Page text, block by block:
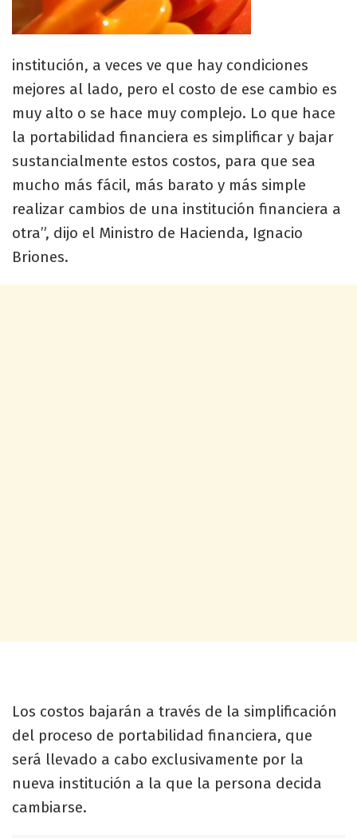
institución, a veces ve que hay condiciones
mejores al lado, pero el costo de ese cambio es
muy alto o se hace muy complejo. Lo que hace
la portabilidad financiera es simplificar y bajar
sustancialmente estos costos, para que sea
mucho más fácil, más barato y más simple
realizar cambios de una institución financiera a
otra”, dijo el Ministro de Hacienda, Ignacio
Briones.
Los costos bajarán a través de la simplificación
del proceso de portabilidad financiera, que
será llevado a cabo exclusivamente por la
nueva institución a la que la persona decida
cambiarse.